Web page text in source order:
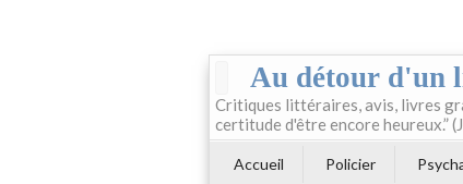
Au détour d'un
Critiques littéraires, avis, livres
certitude d'être encore heureux.”
Accueil Policier